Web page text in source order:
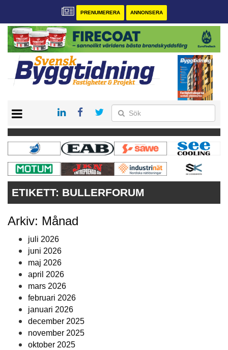
PRENUMERERA ANNONSERA
PRENUMERERA
VÅRA ANDRA MAGASIN
ANNONSERA
KONTAKT
ETIKETT: BULLERFORUM
Arkiv: Månad
juli 2026
juni 2026
maj 2026
april 2026
mars 2026
februari 2026
januari 2026
december 2025
november 2025
oktober 2025